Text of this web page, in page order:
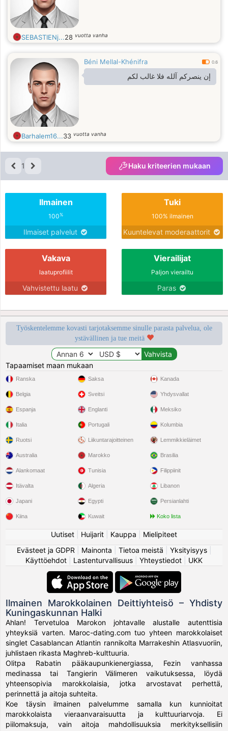
SEBASTIENj...28 vuotta vanha
Béni Mellal-Khénifra 0.6
إن ينصركم آلله فلا غالب لكم
Barhalem16...33 vuotta vanha
1 Haku kriteerien mukaan
Ilmainen
100%
Ilmaiset palvelut
Tuki
100% ilmainen
Kuuntelevat moderaattorit
Vakava
laatuprofiilit
Vahvistettu laatu
Vierailijat
Paljon vierailtu
Paras
Työskentelemme kovasti tarjotaksemme sinulle parasta palvelua, ole
ystävällinen ja tue meitä
Tapaamiset maan mukaan
Ranska
Belgia
Espanja
Italia
Ruotsi
Saksa
Sveitsi
Englanti
Portugali
Liikuntarajoitteinen
Kanada
Yhdysvallat
Meksiko
Kolumbia
Lemmikkieläimet
Australia
Alankomaat
Itävalta
Japani
Kiina
Marokko
Tunisia
Algeria
Egypti
Kuwait
Brasilia
Filippiinit
Libanon
Persianlahti
Koko lista
Uutiset Huijarit Kauppa
Mielipiteet
Evästeet ja GDPR
Mainonta Tietoa meistä Yksityisyys|
Käyttöehdot
Lastenturvallisuus Yhteystiedot UKK
Ilmainen Marokkolainen Deittiyhteisö – Yhdisty
Kuningaskunnan Halki
Ahlan! Tervetuloa Marokon johtavalle alustalle autenttisia
yhteyksiä varten. Maroc-dating.com tuo yhteen marokkolaiset
singlet Casablancan Atlantin rannikolta Marrakeshin Atlasvuoriin,
juhlistaen rikasta Maghreb-kulttuuria.
Olitpa Rabatin pääkaupunkienergiassa, Fezin vanhassa
medinassa tai Tangierin Välimeren vaikutuksessa, löydä
yhteensopivia marokkolaisia, jotka arvostavat perhettä,
perinnettä ja aitoja suhteita.
Koe täysin ilmainen palvelumme samalla kun kunnioitat
marokkolaista vieraanvaraisuutta ja kulttuuriarvoja. Ei
piilomaksuja, vain aitoja mahdollisuuksia merkityksellisiin